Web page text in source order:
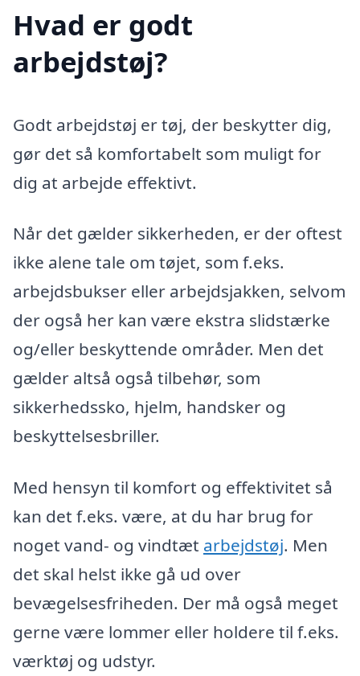
Hvad er godt
arbejdstøj?
Godt arbejdstøj er tøj, der beskytter dig,
gør det så komfortabelt som muligt for
dig at arbejde effektivt.
Når det gælder sikkerheden, er der oftest
ikke alene tale om tøjet, som f.eks.
arbejdsbukser eller arbejdsjakken, selvom
der også her kan være ekstra slidstærke
og/eller beskyttende områder. Men det
gælder altså også tilbehør, som
sikkerhedssko, hjelm, handsker og
beskyttelsesbriller.
Med hensyn til komfort og effektivitet så
kan det f.eks. være, at du har brug for
noget vand- og vindtæt arbejdstøj. Men
det skal helst ikke gå ud over
bevægelsesfriheden. Der må også meget
gerne være lommer eller holdere til f.eks.
værktøj og udstyr.